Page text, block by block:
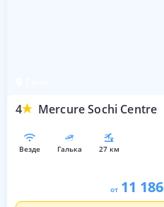
4 Mercure Sochi Centre
везде галька 27 км
от 11 186